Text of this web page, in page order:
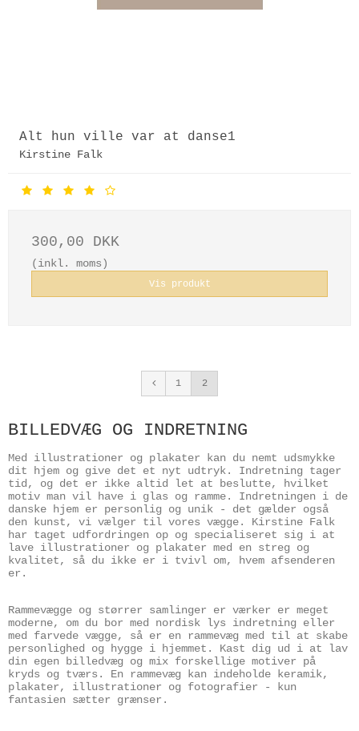
Alt hun ville var at danse1
Kirstine Falk
300,00 DKK
(inkl. moms)
Vis produkt
1 2
BILLEDVÆG OG INDRETNING
Med illustrationer og plakater kan du nemt udsmykke
dit hjem og give det et nyt udtryk. Indretning tager
tid, og det er ikke altid let at beslutte, hvilket
motiv man vil have i glas og ramme. Indretningen i de
danske hjem er personlig og unik - det gælder også
den kunst, vi vælger til vores vægge. Kirstine Falk
har taget udfordringen op og specialiseret sig i at
lave illustrationer og plakater med en streg og
kvalitet, så du ikke er i tvivl om, hvem afsenderen
er.
Rammevægge og størrer samlinger er værker er meget
moderne, om du bor med nordisk lys indretning eller
med farvede vægge, så er en rammevæg med til at skabe
personlighed og hygge i hjemmet. Kast dig ud i at lav
din egen billedvæg og mix forskellige motiver på
kryds og tværs. En rammevæg kan indeholde keramik,
plakater, illustrationer og fotografier - kun
fantasien sætter grænser.